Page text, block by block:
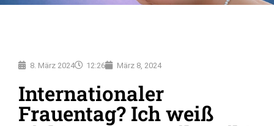
8. März 2024 12:26 März 8, 2024
Internationaler
Frauentag? Ich weiß